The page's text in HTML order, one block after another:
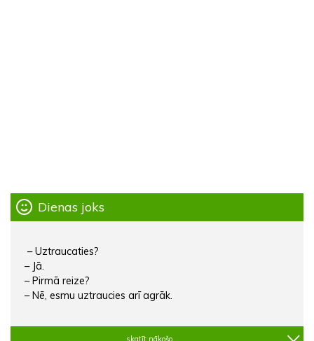
Dienas joks
– Uztraucaties?
– Jā.
– Pirmā reize?
– Nē, esmu uztraucies arī agrāk.
skatīt nākošo